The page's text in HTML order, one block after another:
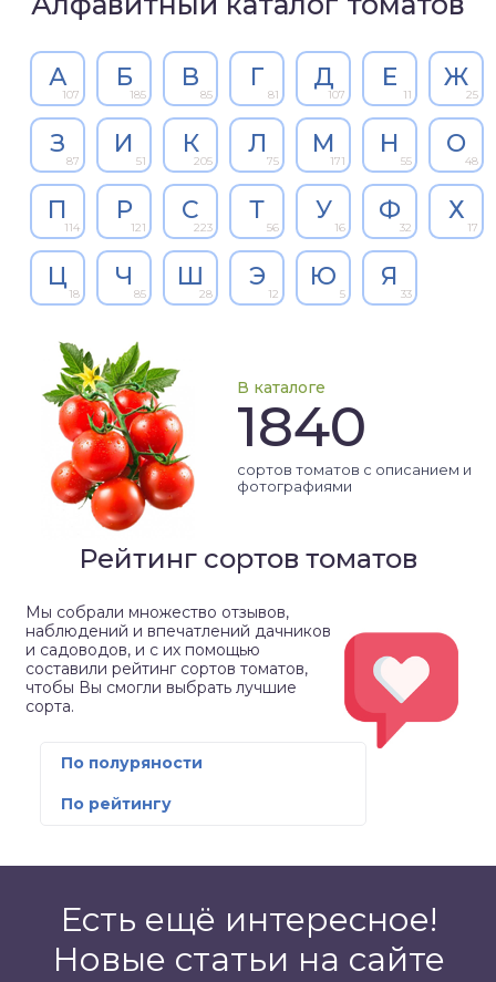
А
107
Б
185
В
85
Г
81
Д
107
Е
11
Ж
25
З
87
И
51
К
205
Л
75
М
171
Н
55
О
48
П
114
Р
121
С
223
Т
56
У
16
Ф
32
Х
17
Ц
18
Ч
85
Ш
28
Э
12
Ю
5
Я
33
В каталоге
1840
сортов томатов с описанием и
фотографиями
Рейтинг сортов томатов
Мы собрали множество отзывов,
наблюдений и впечатлений дачников
и садоводов, и с их помощью
составили рейтинг сортов томатов,
чтобы Вы смогли выбрать лучшие
сорта.
По полуряности
По рейтингу
Есть ещё интересное!
Новые статьи на сайте